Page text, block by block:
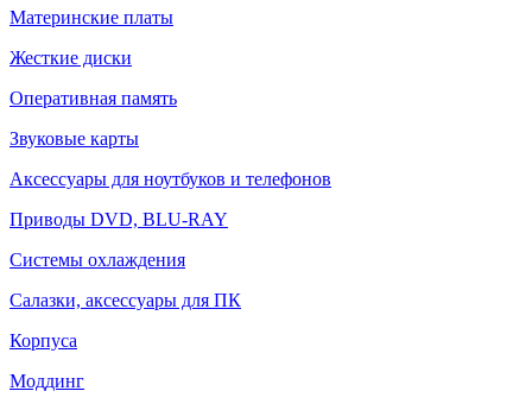
Материнские платы
Жесткие диски
Оперативная память
Звуковые карты
Аксессуары для ноутбуков и телефонов
Приводы DVD, BLU-RAY
Системы охлаждения
Салазки, аксессуары для ПК
Корпуса
Моддинг